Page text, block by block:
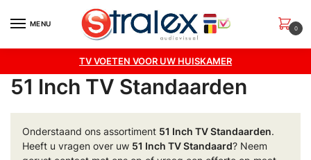
MENU
0
TV VOETEN VOOR UW HUISKAMER
51 Inch TV Standaarden
Onderstaand ons assortiment 51 Inch TV Standaarden.
Heeft u vragen over uw 51 Inch TV Standaard? Neem